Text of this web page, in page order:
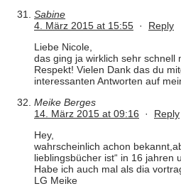
Sabine
4. März 2015 at 15:55 · Reply
Liebe Nicole,
das ging ja wirklich sehr schnell
Respekt! Vielen Dank das du
interessanten Antworten auf
Meike Berges
14. März 2015 at 09:16 · Reply
Hey,
wahrscheinlich achon
lieblingsbücher ist“ in 16 jahren
Habe ich auch mal als dia
LG Meike